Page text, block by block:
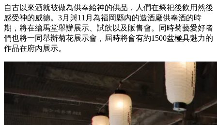
自古以來酒就被做為供奉給神的供品，人們在祭祀後飲用然後
感受神的威德。3月與11月為福岡縣內的造酒廠供奉酒的時
期，將在繪馬堂舉辦展示、試飲以及販售會。同時菊藝愛好者
們也將一同舉辦菊花展示會，屆時將會有約1500盆極具魅力的
作品在府內展示。